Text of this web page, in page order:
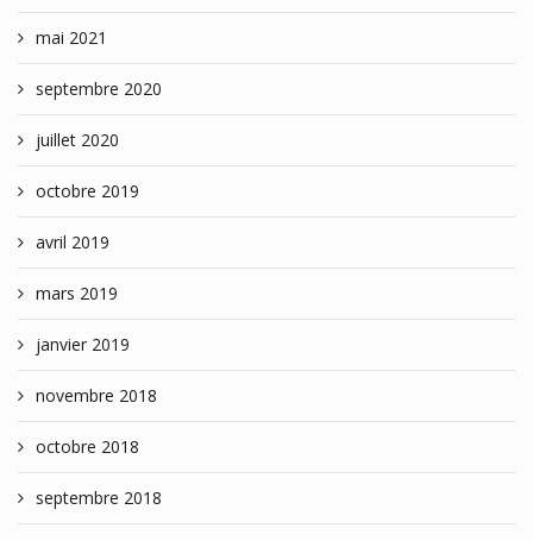
mai 2021
septembre 2020
juillet 2020
octobre 2019
avril 2019
mars 2019
janvier 2019
novembre 2018
octobre 2018
septembre 2018